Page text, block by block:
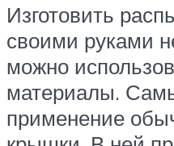
Изготовить
своими руками
можно
материалы.
применение